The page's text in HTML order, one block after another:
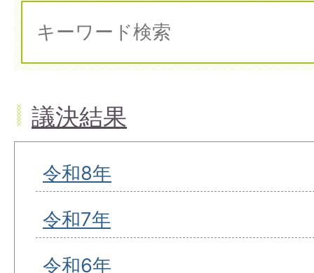
議決結果
令和8年
令和7年
令和6年